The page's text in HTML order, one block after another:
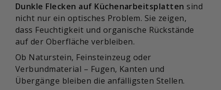
Dunkle Flecken auf Küchenarbeitsplatten sind
nicht nur ein optisches Problem. Sie zeigen,
dass Feuchtigkeit und organische Rückstände
auf der Oberfläche verbleiben.
Ob Naturstein, Feinsteinzeug oder
Verbundmaterial – Fugen, Kanten und
Übergänge bleiben die anfälligsten Stellen.